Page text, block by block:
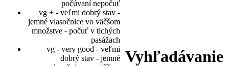
počúvaní nepočuť
vg + - veľmi dobrý stav -
jemné vlasočnice vo väčšom
množstve - počuť v tichých
pasážach
vg - very good - veľmi
dobrý stav - jemné Vyhľadávanie